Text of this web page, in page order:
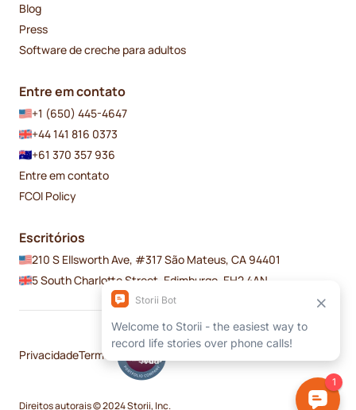
Blog
Press
Software de creche para adultos
Entre em contato
+1 (650) 445-4647
+44 141 816 0373
+61 370 357 936
Entre em contato
FCOI Policy
Escritórios
210 S Ellsworth Ave, #317 São Mateus, CA 94401
5 South Charlotte Street, Edimburgo, EH2 4AN
Direitos autorais © 2024 Storii, Inc.
PrivacidadeTermos